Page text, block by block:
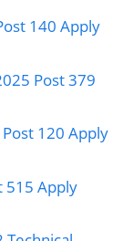
140 Apply
Post 379
120 Apply
515 Apply